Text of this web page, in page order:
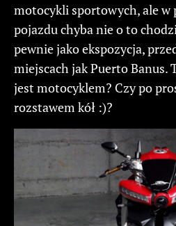
motocykli sportowych, ale w
pojazdu chyba nie o to
pewnie jako ekspozycja,
miejscach jak Puerto Banus.
jest motocyklem? Czy po
rozstawem kół :)?